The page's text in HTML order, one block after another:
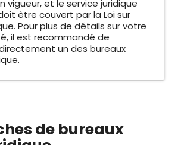
vigueur, et le service juridique
être couvert par la Loi sur
Pour plus de détails sur votre
il est recommandé de
un des bureaux
de bureaux